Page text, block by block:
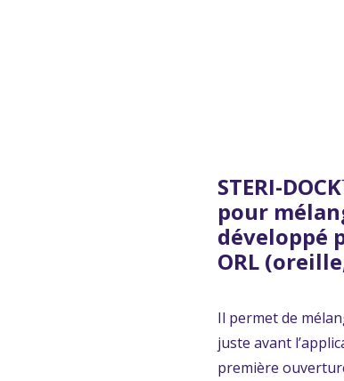
STERI-
pour
développé
ORL
Il permet de
juste avant
première